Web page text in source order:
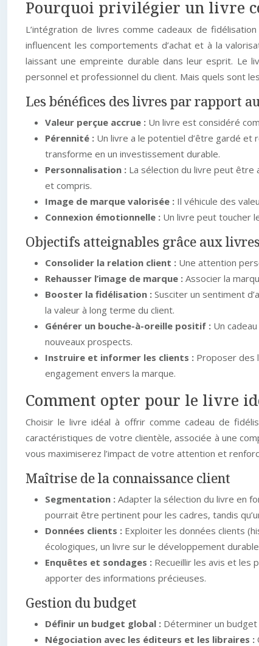
Pourquoi privilégier un livre
L’intégration de livres comme cadeaux de
influencent les comportements d’achat et à la
laissant une empreinte durable dans leur esprit. Le
personnel et professionnel du client. Mais quels sont
Les bénéfices des livres par rapport
Valeur perçue accrue : Un livre est considéré
Pérennité : Un livre a le potentiel d’être gardé et
transforme en un investissement durable.
Personnalisation : La sélection du livre peut être
et compris.
Image de marque valorisée : Il véhicule des
Connexion émotionnelle : Un livre peut toucher
Objectifs atteignables grâce aux
Consolider la relation client : Une attention
Rehausser l’image de marque : Associer la
Booster la fidélisation : Susciter un sentiment
la valeur à long terme du client.
Générer un bouche-à-oreille positif : Un
nouveaux prospects.
Instruire et informer les clients : Proposer des
engagement envers la marque.
Comment opter pour le livre
Choisir le livre idéal à offrir comme cadeau de
caractéristiques de votre clientèle, associée à une
vous maximiserez l’impact de votre attention et
Maîtrise de la connaissance client
Segmentation : Adapter la sélection du livre en
pourrait être pertinent pour les cadres, tandis
Données clients : Exploiter les données clients
écologiques, un livre sur le développement
Enquêtes et sondages : Recueillir les avis et les
apporter des informations précieuses.
Gestion du budget
Définir un budget global : Déterminer un
Négociation avec les éditeurs et les libraires :